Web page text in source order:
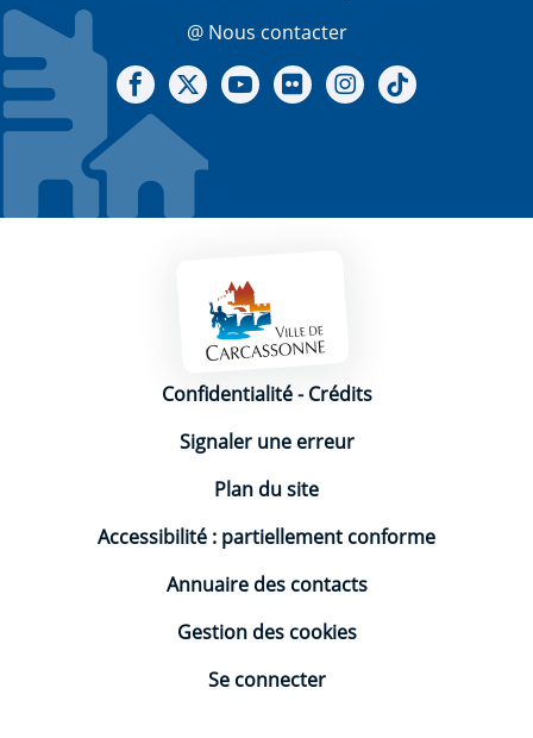
@ Nous contacter
Notre Facebook
Notre X - (twitter)
Notre chaine Youtube
Notre Gallerie sur Flickr
Notre Instagram
Mentions légales
Confidentialité-Crédits
Signaler une erreur
Plan du site
Accessibilité : partiellement conforme
Annuaire des contacts
Gestion des cookies
Se connecter